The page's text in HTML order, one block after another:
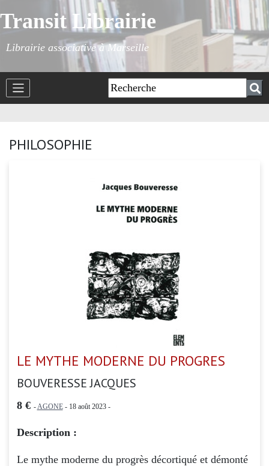
Transit Librairie
Librairie associative à Marseille
PHILOSOPHIE
LE MYTHE MODERNE DU PROGRES
BOUVERESSE JACQUES
8 € - AGONE- 18 août 2023 -
Description :
Le mythe moderne du progrès décortiqué et démonté